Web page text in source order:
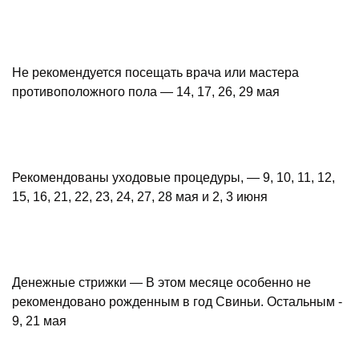
Не рекомендуется посещать врача или мастера
противоположного пола — 14, 17, 26, 29 мая
Рекомендованы уходовые процедуры, — 9, 10, 11, 12,
15, 16, 21, 22, 23, 24, 27, 28 мая и 2, 3 июня
Денежные стрижки — В этом месяце особенно не
рекомендовано рожденным в год Свиньи. Остальным -
9, 21 мая